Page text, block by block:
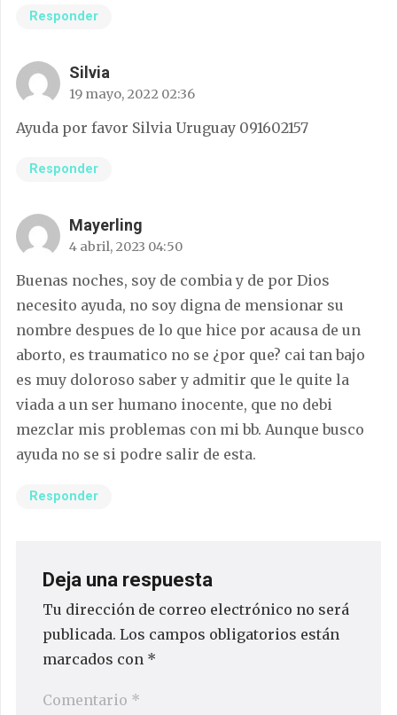
Responder
Silvia
19 mayo, 2022 02:36
Ayuda por favor Silvia Uruguay 091602157
Responder
Mayerling
4 abril, 2023 04:50
Buenas noches, soy de combia y de por Dios
necesito ayuda, no soy digna de mensionar su
nombre despues de lo que hice por acausa de un
aborto, es traumatico no se ¿por que? cai tan bajo
es muy doloroso saber y admitir que le quite la
viada a un ser humano inocente, que no debi
mezclar mis problemas con mi bb. Aunque busco
ayuda no se si podre salir de esta.
Responder
Deja una respuesta
Tu dirección de correo electrónico no será
publicada. Los campos obligatorios están
marcados con *